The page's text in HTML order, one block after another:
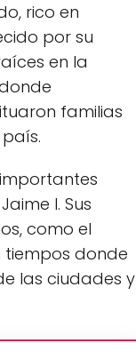
rico en
por su
en la
familias
I. Sus
como el
tiempos donde
las ciudades y